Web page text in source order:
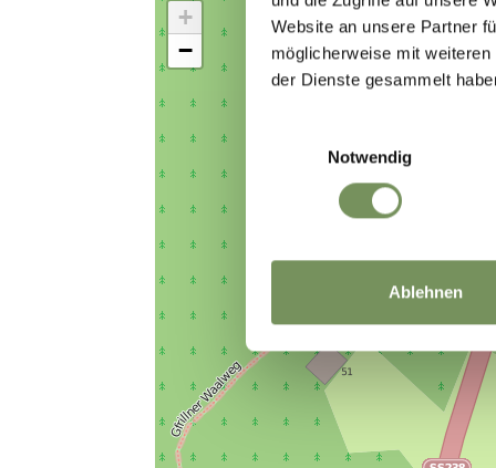
Website an unsere Partner
möglicherweise mit
der Dienste gesammelt
Notwendig
Ablehnen
+
−